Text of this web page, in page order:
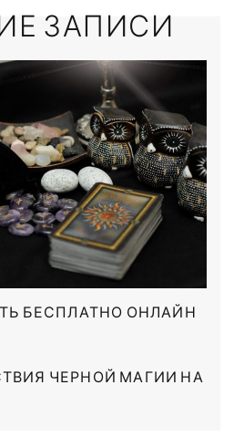
ЗАПИСИ
БЕСПЛАТНО ОНЛАЙН
ЧЕРНОЙ МАГИИ НА